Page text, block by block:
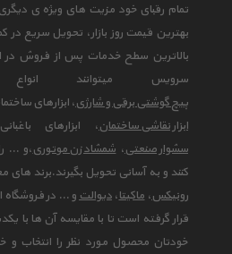
تمام رقبای خود مزیت های ویژه ی
بهترین قیمت روز بازار، تحویل سریع در
بالاترین سطح خدمات پس از فروش در
سرویس میتوانند
پیچ گوشتی برقی و شارژی، ابزارهای
ابزار نقاشی ساختمان، ابزارهای
سشوار صنعتی،شمشاد زن موتوری،و ...
کنند و به آسانی تحویل بگیرند.برند
رونیکس،ماکیتا،دیوالتو ... در
قرار گرفته است تا با مقایسه آن ها با
خودتان محصول مورد نظر را انتخاب و